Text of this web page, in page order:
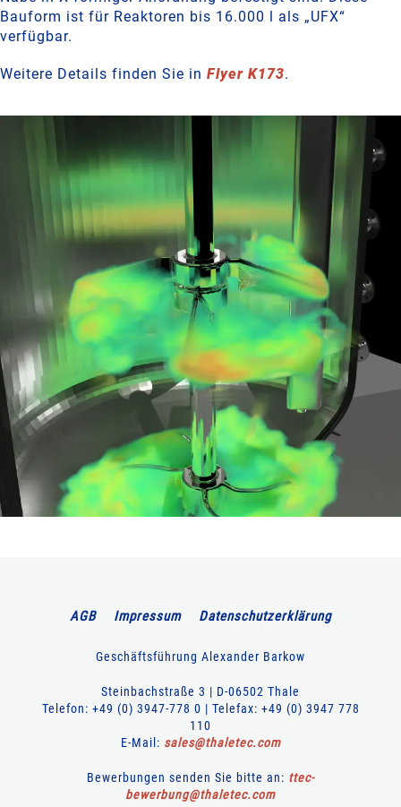
Bauform ist für Reaktoren bis 16.000 l als „UFX“
verfügbar.
Weitere Details finden Sie in Flyer K173.
AGB Impressum Datenschutzerklärung
Geschäftsführung Alexander Barkow
Steinbachstraße 3 | D-06502 Thale
Telefon: +49 (0) 3947-778 0 | Telefax: +49 (0) 3947 778
110
E-Mail: sales@thaletec.com
Bewerbungen senden Sie bitte an: ttec-
bewerbung@thaletec.com